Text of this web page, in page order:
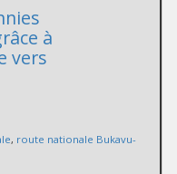
à
vers
, route nationale Bukavu-